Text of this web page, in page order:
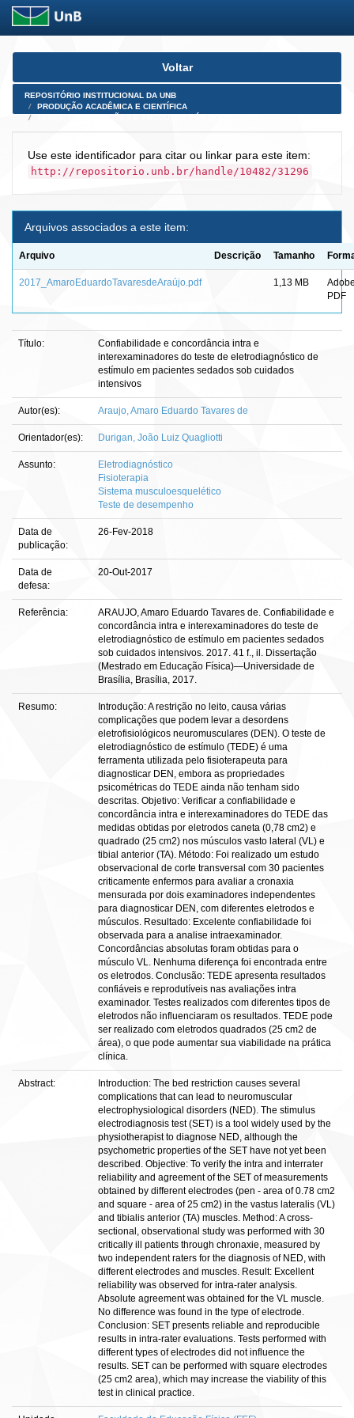
Skip
Voltar
REPOSITÓRIO INSTITUCIONAL DA UNB
PRODUÇÃO ACADÊMICA E CIENTÍFICA
Use este identificador para citar ou linkar para este item:
http://repositorio.unb.br/handle/10482/31296
Arquivos associados a este item:
Arquivo Descrição Tamanho
2017_AmaroEduardoTavaresdeAraújo.pdf 1,13 MB
PDF
Título:
Confiabilidade e concordância intra e
interexaminadores do teste de eletrodiagnóstico de
estímulo em pacientes sedados sob cuidados
intensivos
Autor(es): Araujo, Amaro Eduardo Tavares de
Orientador(es): Durigan, João Luiz Quagliotti
Assunto:
Eletrodiagnóstico
Fisioterapia
Sistema musculoesquelético
Teste de desempenho
Data de
publicação:
26-Fev-2018
Data de
defesa:
20-Out-2017
Referência:
ARAUJO, Amaro Eduardo Tavares de. Confiabilidade e
concordância intra e interexaminadores do teste de
eletrodiagnóstico de estímulo em pacientes sedados
sob cuidados intensivos. 2017. 41 f., il. Dissertação
(Mestrado em Educação Física)—Universidade de
Brasília, Brasília, 2017.
Resumo:
Introdução: A restrição no leito, causa várias
complicações que podem levar a desordens
eletrofisiológicos neuromusculares (DEN). O teste de
eletrodiagnóstico de estímulo (TEDE) é uma
ferramenta utilizada pelo fisioterapeuta para
diagnosticar DEN, embora as propriedades
psicométricas do TEDE ainda não tenham sido
descritas. Objetivo: Verificar a confiabilidade e
concordância intra e interexaminadores do TEDE das
medidas obtidas por eletrodos caneta (0,78 cm2) e
quadrado (25 cm2) nos músculos vasto lateral (VL) e
tibial anterior (TA). Método: Foi realizado um estudo
observacional de corte transversal com 30 pacientes
criticamente enfermos para avaliar a cronaxia
mensurada por dois examinadores independentes
para diagnosticar DEN, com diferentes eletrodos e
músculos. Resultado: Excelente confiabilidade foi
observada para a analise intraexaminador.
Concordâncias absolutas foram obtidas para o
músculo VL. Nenhuma diferença foi encontrada entre
os eletrodos. Conclusão: TEDE apresenta resultados
confiáveis e reprodutíveis nas avaliações intra
examinador. Testes realizados com diferentes tipos de
eletrodos não influenciaram os resultados. TEDE pode
ser realizado com eletrodos quadrados (25 cm2 de
área), o que pode aumentar sua viabilidade na prática
clínica.
Abstract:
Introduction: The bed restriction causes several
complications that can lead to neuromuscular
electrophysiological disorders (NED). The stimulus
electrodiagnosis test (SET) is a tool widely used by the
physiotherapist to diagnose NED, although the
psychometric properties of the SET have not yet been
described. Objective: To verify the intra and interrater
reliability and agreement of the SET of measurements
obtained by different electrodes (pen - area of 0.78 cm2
and square - area of 25 cm2) in the vastus lateralis (VL)
and tibialis anterior (TA) muscles. Method: A cross-
sectional, observational study was performed with 30
critically ill patients through chronaxie, measured by
two independent raters for the diagnosis of NED, with
different electrodes and muscles. Result: Excellent
reliability was observed for intra-rater analysis.
Absolute agreement was obtained for the VL muscle.
No difference was found in the type of electrode.
Conclusion: SET presents reliable and reproducible
results in intra-rater evaluations. Tests performed with
different types of electrodes did not influence the
results. SET can be performed with square electrodes
(25 cm2 area), which may increase the viability of this
test in clinical practice.